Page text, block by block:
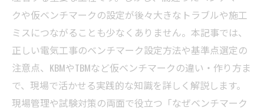
クや仮ベンチマークの設定が後々大きなトラブルや施工
ミスにつながることも少なくありません。本記事では、
正しい電気工事のベンチマーク設定方法や基準点選定の
注意点、KBMやTBMなど仮ベンチマークの違い・作り方ま
で、現場で活かせる実践的な知識を詳しく解説します。
現場管理や試験対策の両面で役立つ「なぜベンチマーク